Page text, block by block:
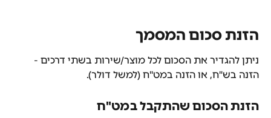
הזנת סכום המסמך
ניתן להגדיר את הסכום לכל מוצר/שירות בשתי דרכים -
הזנה בש"ח, או הזנה במט"ח (למשל דולר).
הזנת הסכום שהתקבל במט"ח